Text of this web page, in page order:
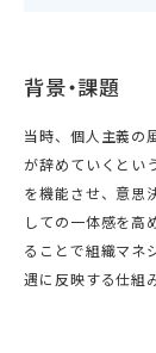
背景・課題
当時、個人主義の
が辞めていくとい
を機能させ、意思
しての一体感を高
ることで組織マネ
遇に反映する仕組